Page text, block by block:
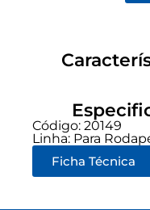
Código: 20149
Linha: Para
Ficha Técnica